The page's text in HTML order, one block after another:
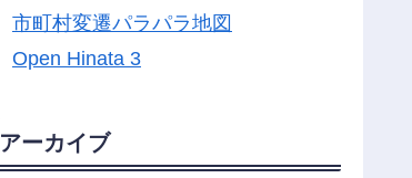
市町村変遷パラパラ地図
Open Hinata 3
アーカイブ